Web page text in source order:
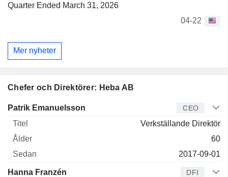
Quarter Ended March 31, 2026
04-22
Mer nyheter
Chefer och Direktörer: Heba AB
Verkställande
Patrik Emanuelsson CEO
Verkställande Direktör
60
2017-09-01
Hanna Franzén DFI